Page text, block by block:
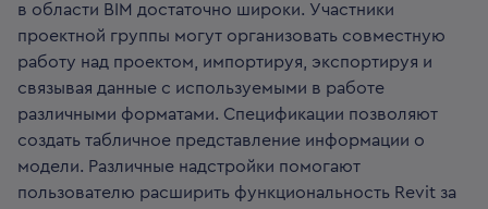
в области BIM достаточно широки. Участники
проектной группы могут организовать совместную
работу над проектом, импортируя, экспортируя и
связывая данные с используемыми в работе
различными форматами. Спецификации позволяют
создать табличное представление информации о
модели. Различные надстройки помогают
пользователю расширить функциональность Revit за